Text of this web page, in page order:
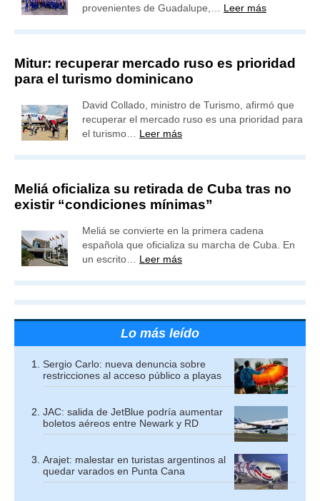
provenientes de Guadalupe,… Leer más
Mitur: recuperar mercado ruso es prioridad
para el turismo dominicano
David Collado, ministro de Turismo, afirmó que
recuperar el mercado ruso es una prioridad para
el turismo… Leer más
Meliá oficializa su retirada de Cuba tras no
existir “condiciones mínimas”
Meliá se convierte en la primera cadena
española que oficializa su marcha de Cuba. En
un escrito… Leer más
Lo más leído
Sergio Carlo: nueva denuncia sobre
restricciones al acceso público a playas
JAC: salida de JetBlue podría aumentar
boletos aéreos entre Newark y RD
Arajet: malestar en turistas argentinos al
quedar varados en Punta Cana